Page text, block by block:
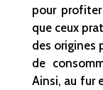
pour
que ceux
des origines
de
Ainsi, au fur